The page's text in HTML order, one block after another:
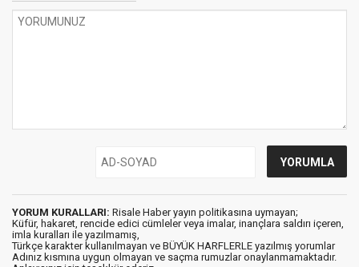
YORUM KURALLARI: Risale Haber yayın politikasına uymayan;
Küfür, hakaret, rencide edici cümleler veya imalar, inançlara saldırı içeren,
imla kuralları ile yazılmamış,
Türkçe karakter kullanılmayan ve BÜYÜK HARFLERLE yazılmış yorumlar
Adınız kısmına uygun olmayan ve saçma rumuzlar onaylanmamaktadır.